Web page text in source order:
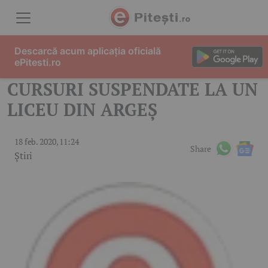
CURSURI SUSPENDATE LA UN
LICEU DIN ARGEȘ
18 feb. 2020, 11:24
Știri
Share
Descarcă acum aplicația oficială
ePitesti.ro